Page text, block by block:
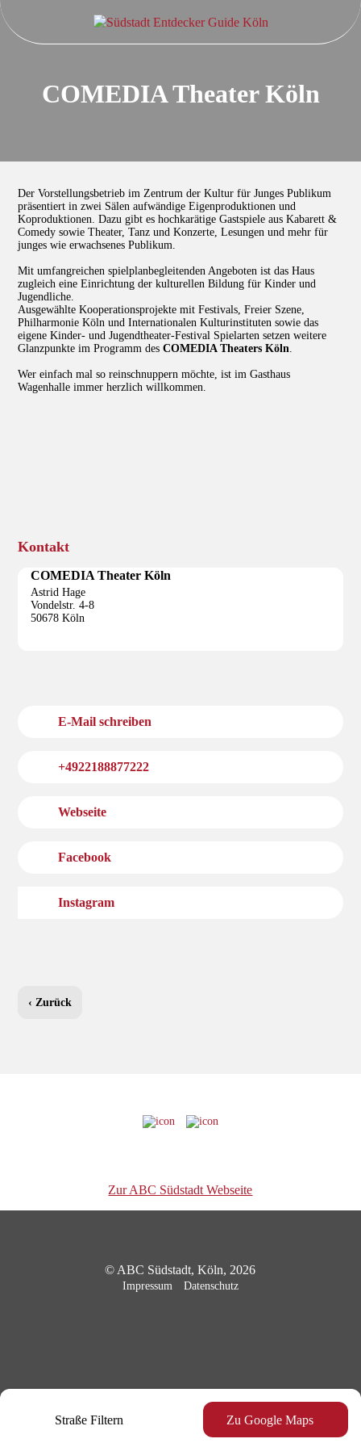
COMEDIA Theater Köln
Der Vorstellungsbetrieb im Zentrum der Kultur für Junges Publikum
präsentiert in zwei Sälen aufwändige Eigenproduktionen und
Koproduktionen. Dazu gibt es hochkarätige Gastspiele aus Kabarett &
Comedy sowie Theater, Tanz und Konzerte, Lesungen und mehr für
junges wie erwachsenes Publikum.
Mit umfangreichen spielplanbegleitenden Angeboten ist das Haus
zugleich eine Einrichtung der kulturellen Bildung für Kinder und
Jugendliche.
Ausgewählte Kooperationsprojekte mit Festivals, Freier Szene,
Philharmonie Köln und Internationalen Kulturinstituten sowie das
eigene Kinder- und Jugendtheater-Festival Spielarten setzen weitere
Glanzpunkte im Programm desCOMEDIA Theaters Köln.
Wer einfach mal so reinschnuppern möchte, ist im Gasthaus
Wagenhalle immer herzlich willkommen.
Kontakt
COMEDIA Theater Köln
Astrid Hage
Vondelstr. 4-8
50678 Köln
E-Mail schreiben
+4922188877222
Webseite
Facebook
Instagram
Straße Filtern Zu Google Maps
‹ Zurück
Zur ABC Südstadt Webseite
© ABC Südstadt, Köln, 2026
Impressum Datenschutz